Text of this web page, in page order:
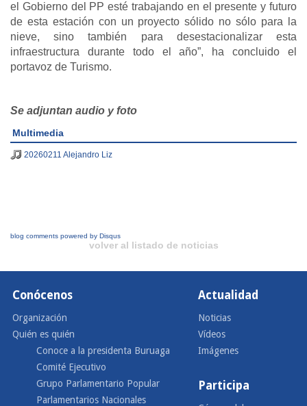
el Gobierno del PP esté trabajando en el presente y futuro
de esta estación con un proyecto sólido no sólo para la
nieve, sino también para desestacionalizar esta
infraestructura durante todo el año”, ha concluido el
portavoz de Turismo.
Se adjuntan audio y foto
Multimedia
20260211 Alejandro Liz
blog comments powered by Disqus
volver al listado de noticias
Conócenos
Organización
Quién es quién
Conoce a la presidenta Buruaga
Comité Ejecutivo
Grupo Parlamentario Popular
Parlamentarios Nacionales
Actualidad
Noticias
Vídeos
Imágenes
Participa